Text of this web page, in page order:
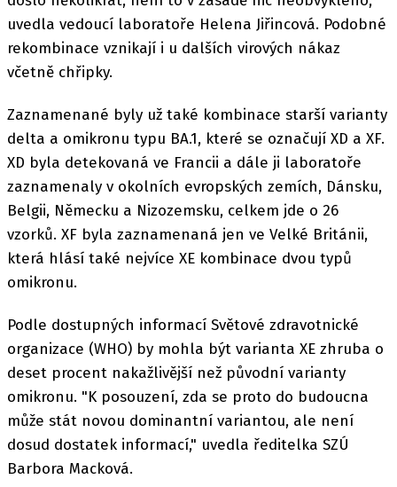
uvedla vedoucí laboratoře Helena Jiřincová. Podobné
rekombinace vznikají i u dalších virových nákaz
včetně chřipky.
Zaznamenané byly už také kombinace starší varianty
delta a omikronu typu BA.1, které se označují XD a XF.
XD byla detekovaná ve Francii a dále ji laboratoře
zaznamenaly v okolních evropských zemích, Dánsku,
Belgii, Německu a Nizozemsku, celkem jde o 26
vzorků. XF byla zaznamenaná jen ve Velké Británii,
která hlásí také nejvíce XE kombinace dvou typů
omikronu.
Podle dostupných informací Světové zdravotnické
organizace (WHO) by mohla být varianta XE zhruba o
deset procent nakažlivější než původní varianty
omikronu. "K posouzení, zda se proto do budoucna
může stát novou dominantní variantou, ale není
dosud dostatek informací," uvedla ředitelka SZÚ
Barbora Macková.